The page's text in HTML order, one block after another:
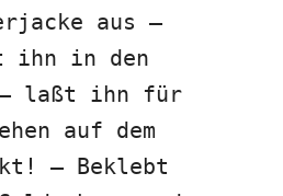
aus –
ihn in den
laßt ihn für
auf dem
– Beklebt